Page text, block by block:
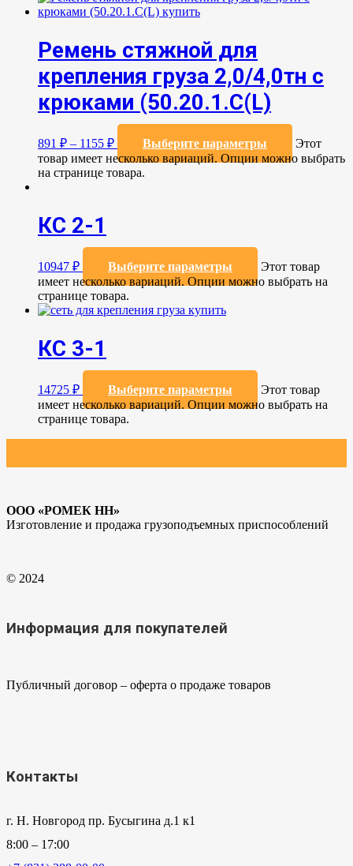
Ремень стяжной для
крепления груза 2,0/4,0тн с
крюками (50.20.1.С(L)
891 ₽ – 1155 ₽ Выберите параметры
Этот
товар имеет несколько вариаций. Опции можно выбрать
на странице товара.
КС 2-1
10947 ₽ Выберите параметры
Этот товар
имеет несколько вариаций. Опции можно выбрать на
странице товара.
КС 3-1
14725 ₽ Выберите параметры
Этот товар
имеет несколько вариаций. Опции можно выбрать на
странице товара.
ООО «РОМЕК НН»
Изготовление и продажа грузоподъемных приспособлений
© 2024
Информация для покупателей
Публичный договор – оферта о продаже товаров
Контакты
г. Н. Новгород пр. Бусыгина д.1 к1
8:00 – 17:00